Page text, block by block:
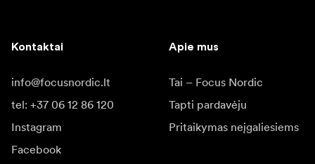
Kontaktai
info@focusnordic.lt
tel: +37 06 12 86 120
Instagram
Facebook
Apie mus
Tai – Focus Nordic
Tapti pardavėju
Pritaikymas neįgaliesiems